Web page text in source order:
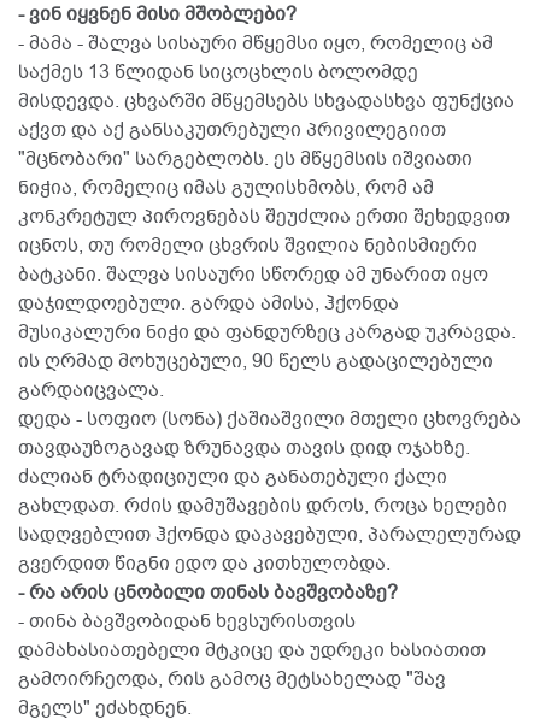
- ვინ იყვნენ მისი მშობლები?
- მამა - შალვა სისაური მწყემსი იყო, რომელიც ამ
საქმეს 13 წლიდან სიცოცხლის ბოლომდე
მისდევდა. ცხვარში მწყემსებს სხვადასხვა ფუნქცია
აქვთ და აქ განსაკუთრებული პრივილეგიით
"მცნობარი" სარგებლობს. ეს მწყემსის იშვიათი
ნიჭია, რომელიც იმას გულისხმობს, რომ ამ
კონკრეტულ პიროვნებას შეუძლია ერთი შეხედვით
იცნოს, თუ რომელი ცხვრის შვილია ნებისმიერი
ბატკანი. შალვა სისაური სწორედ ამ უნარით იყო
დაჯილდოებული. გარდა ამისა, ჰქონდა
მუსიკალური ნიჭი და ფანდურზეც კარგად უკრავდა.
ის ღრმად მოხუცებული, 90 წელს გადაცილებული
გარდაიცვალა.
დედა - სოფიო (სონა) ქაშიაშვილი მთელი ცხოვრება
თავდაუზოგავად ზრუნავდა თავის დიდ ოჯახზე.
ძალიან ტრადიციული და განათებული ქალი
გახლდათ. რძის დამუშავების დროს, როცა ხელები
სადღვებლით ჰქონდა დაკავებული, პარალელურად
გვერდით წიგნი ედო და კითხულობდა.
- რა არის ცნობილი თინას ბავშვობაზე?
- თინა ბავშვობიდან ხევსურისთვის
დამახასიათებელი მტკიცე და უდრეკი ხასიათით
გამოირჩეოდა, რის გამოც მეტსახელად "შავ
მგელს" ეძახდნენ.